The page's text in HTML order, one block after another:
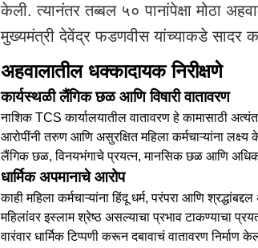
केली. त्यानंतर तब्बल ५० पानांपेक्षा मोठा
मुख्यमंत्री देवेंद्र फडणवीस यांच्याकडे सादर
अहवालातील धक्कादायक निरीक्षणे
कार्यस्थळी लैंगिक छळ आणि विषारी वातावरण
नाशिक TCS कार्यालयातील वातावरण हे कामासाठी
आरोपींनी तरुण आणि असुरक्षित महिला कर्मचाऱ्यांना लक्ष्य
लैंगिक छळ, विनयभंगाचे प्रयत्न, मानसिक छळ आणि
धार्मिक अपमानाचे आरोप
काही महिला कर्मचाऱ्यांना हिंदू धर्म, परंपरा आणि
महिलांवर इस्लाम श्रेष्ठ असल्याचा प्रभाव टाकण्याचा
वारंवार धार्मिक टिप्पणी करून दबावाचं वातावरण निर्माण